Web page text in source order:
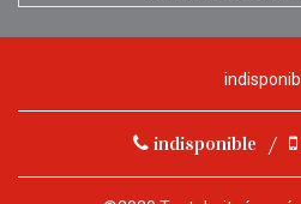
indisponible /